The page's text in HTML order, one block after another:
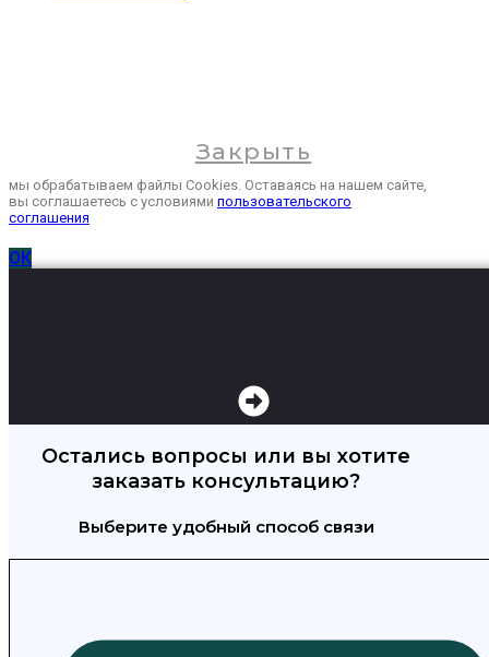
Закрыть
мы обрабатываем файлы Cookies. Оставаясь на нашем сайте,
вы соглашаетесь с условиями пользовательского
соглашения
ОК
Остались вопросы или вы хотите
заказать консультацию?
Выберите удобный способ связи